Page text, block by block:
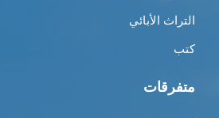
التراث الأبائي
كتب
متفرقات